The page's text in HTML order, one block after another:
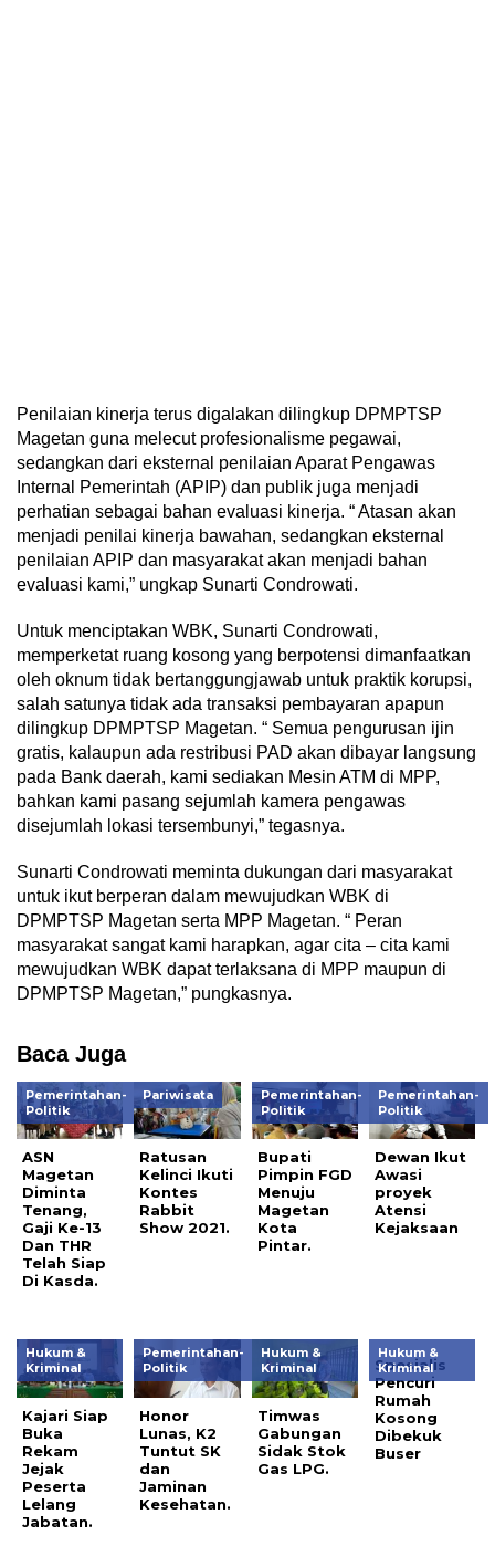
Penilaian kinerja terus digalakan dilingkup DPMPTSP
Magetan guna melecut profesionalisme pegawai,
sedangkan dari eksternal penilaian Aparat Pengawas
Internal Pemerintah (APIP) dan publik juga menjadi
perhatian sebagai bahan evaluasi kinerja. “ Atasan akan
menjadi penilai kinerja bawahan, sedangkan eksternal
penilaian APIP dan masyarakat akan menjadi bahan
evaluasi kami,” ungkap Sunarti Condrowati.
Untuk menciptakan WBK, Sunarti Condrowati,
memperketat ruang kosong yang berpotensi dimanfaatkan
oleh oknum tidak bertanggungjawab untuk praktik korupsi,
salah satunya tidak ada transaksi pembayaran apapun
dilingkup DPMPTSP Magetan. “ Semua pengurusan ijin
gratis, kalaupun ada restribusi PAD akan dibayar langsung
pada Bank daerah, kami sediakan Mesin ATM di MPP,
bahkan kami pasang sejumlah kamera pengawas
disejumlah lokasi tersembunyi,” tegasnya.
Sunarti Condrowati meminta dukungan dari masyarakat
untuk ikut berperan dalam mewujudkan WBK di
DPMPTSP Magetan serta MPP Magetan. “ Peran
masyarakat sangat kami harapkan, agar cita – cita kami
mewujudkan WBK dapat terlaksana di MPP maupun di
DPMPTSP Magetan,” pungkasnya.
Baca Juga
Pemerintahan-
Politik
ASN
Magetan
Diminta
Tenang,
Gaji Ke-13
Dan THR
Telah Siap
Di Kasda.
Pariwisata
Ratusan
Kelinci Ikuti
Kontes
Rabbit
Show 2021.
Pemerintahan-
Politik
Bupati
Pimpin FGD
Menuju
Magetan
Kota
Pintar.
Pemerintahan-
Politik
Dewan Ikut
Awasi
proyek
Atensi
Kejaksaan
Hukum &
Kriminal
Kajari Siap
Buka
Rekam
Jejak
Peserta
Lelang
Jabatan.
Pemerintahan-
Politik
Honor
Lunas, K2
Tuntut SK
dan
Jaminan
Kesehatan.
Hukum &
Kriminal
Timwas
Gabungan
Sidak Stok
Gas LPG.
Hukum &
Kriminal
Spesialis
Pencuri
Rumah
Kosong
Dibekuk
Buser